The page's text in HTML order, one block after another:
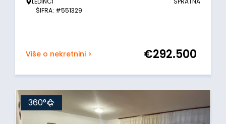
ŠIFRA: #551329
Više o nekretnini > €292.500
360°